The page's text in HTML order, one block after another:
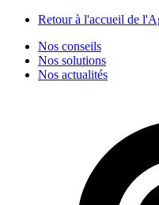
Retour à l'accueil de
Nos conseils
Nos solutions
Nos actualités